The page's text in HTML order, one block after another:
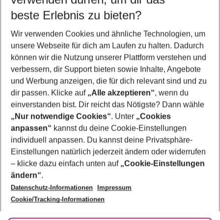
5-8 Nächte
2 Erwachsene Keine Kinder
Mehr Filter anzeigen
Footer
Footer navigation
Über uns
AGB
Bestpreisgarantie
Cookie-Einstellungen ändern
Cookie-Richtlinie
Agenturbetreuung
Barrierefreies Reisen
Folge uns
beste Erlebnis zu bieten?
Wir verwenden Cookies und ähnliche Technologien, um
unsere Webseite für dich am Laufen zu halten. Dadurch
können wir die Nutzung unserer Plattform verstehen und
verbessern, dir Support bieten sowie Inhalte, Angebote
und Werbung anzeigen, die für dich relevant sind und zu
dir passen. Klicke auf „Alle akzeptieren“, wenn du
einverstanden bist. Dir reicht das Nötigste? Dann wähle
„Nur notwendige Cookies“. Unter „Cookies
anpassen“ kannst du deine Cookie-Einstellungen
individuell anpassen. Du kannst deine Privatsphäre-
Einstellungen natürlich jederzeit ändern oder widerrufen
– klicke dazu einfach unten auf „Cookie-Einstellungen
ändern“.
Datenschutz-Informationen
Impressum
Cookie/Tracking-Informationen